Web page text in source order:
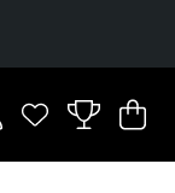
Toivelista
Lukumäärä
.
.